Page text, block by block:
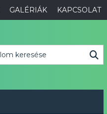
GALÉRIÁK KAPCSOLAT